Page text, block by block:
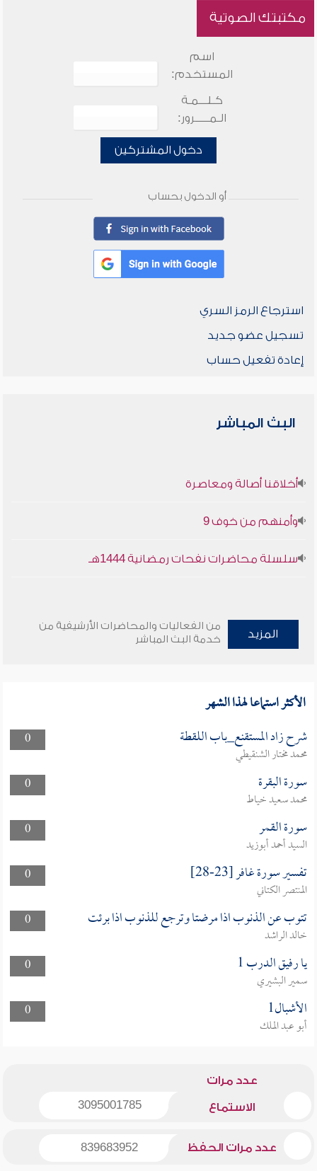
مكتبتك الصوتية
اسم
المستخدم:
كـلـــمـة
الـمـــــرور:
دخول المشتركين
أو الدخول بحساب
استرجاع الرمز السري
تسجيل عضو جديد
إعادة تفعيل حساب
البث المباشر
أخلاقنا أصالة ومعاصرة
وأمنهم من خوف 9
سلسلة محاضرات نفحات رمضانية 1444هـ
المزيد
من الفعاليات والمحاضرات الأرشيفية من
خدمة البث المباشر
الأكثر استماعا لهذا الشهر
0 شرح زاد المستقنع_باب اللقطة
محمد مختار الشنقيطي
0
سورة البقرة
محمد سعيد خياط
0
سورة القمر
السيد أحمد أبوزيد
0
تفسير سورة غافر [23-28]
المنتصر الكتاني
0
تتوب عن الذنوب اذا مرضتا وترجع للذنوب اذا برئت
خالد الراشد
0
يا رفيق الدرب 1
سمير البشيري
0
الأشبال1
أبو عبد الملك
عدد مرات
الاستماع 3095001785
عدد مرات الحفظ 839683952